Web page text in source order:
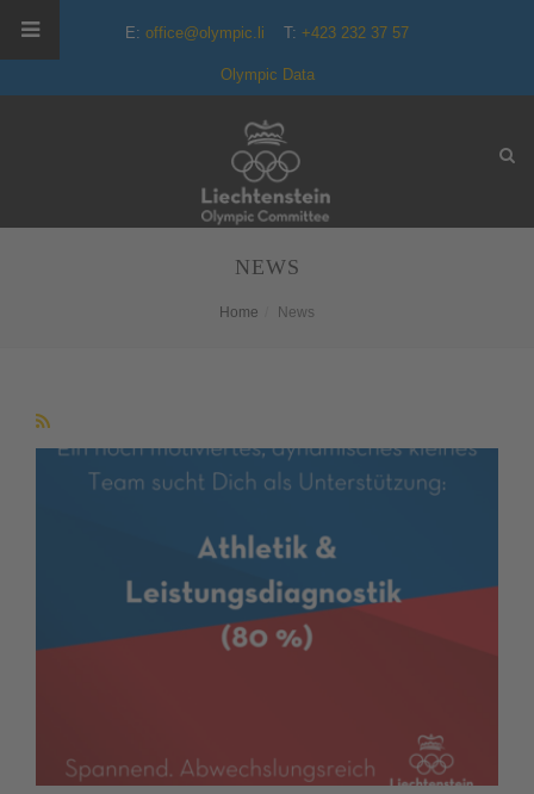
E: office@olympic.li T: +423 232 37 57
Olympic Data
NEWS
Home News